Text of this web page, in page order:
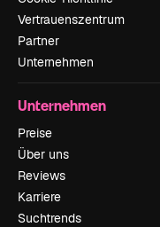
Vertrauenszentrum
Partner
Unternehmen
Unternehmen
Preise
Über uns
Reviews
Karriere
Suchtrends